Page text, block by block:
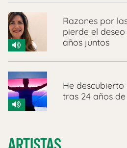
Razones por
pierde el
años juntos
He
tras 24 años